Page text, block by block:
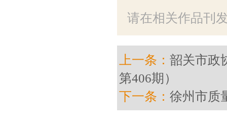
请在相关作品刊
上一条： 韶关市政
第406期）
下一条： 徐州市质